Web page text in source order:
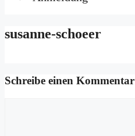
susanne-schoeer
Schreibe einen Kommentar